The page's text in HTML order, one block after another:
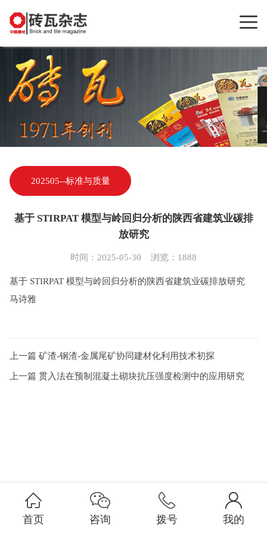
202505--标准与质量
基于 STIRPAT 模型与岭回归分析的陕西省建筑业碳排
放研究
时间：2025-05-30 浏览：1888
基于 STIRPAT 模型与岭回归分析的陕西省建筑业碳排放研究
马诗雅
上一篇 矿渣-钢渣-金属尾矿协同建材化利用技术初探
上一篇 贯入法在预制混凝土砌块抗压强度检测中的应用研究
首页 咨询 拨号 我的